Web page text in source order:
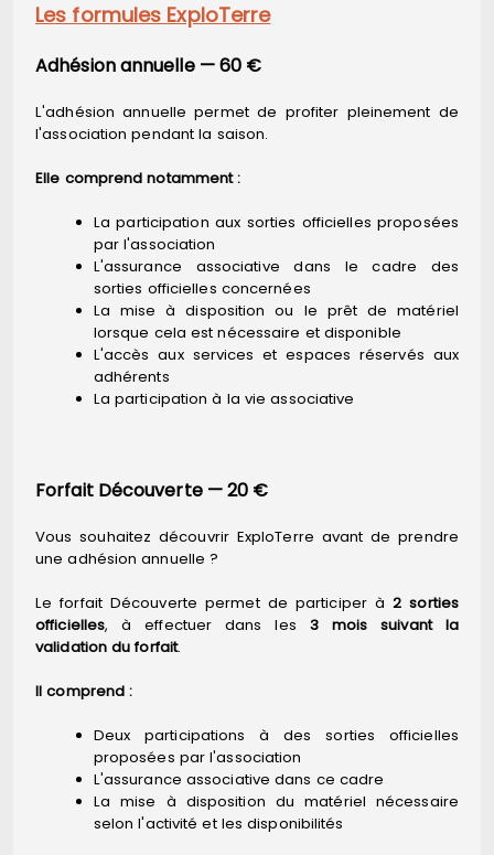
Les formules ExploTerre
Adhésion annuelle — 60 €
L'adhésion annuelle permet de profiter pleinement de
l'association pendant la saison.
Elle comprend notamment :
La participation aux sorties officielles proposées
par l'association
L'assurance associative dans le cadre des
sorties officielles concernées
La mise à disposition ou le prêt de matériel
lorsque cela est nécessaire et disponible
L'accès aux services et espaces réservés aux
adhérents
La participation à la vie associative
Forfait Découverte — 20 €
Vous souhaitez découvrir ExploTerre avant de prendre
une adhésion annuelle ?
Le forfait Découverte permet de participer à2 sorties
officielles, à effectuer dans les 3 mois suivant la
validation du forfait.
Il comprend :
Deux participations à des sorties officielles
proposées par l'association
L'assurance associative dans ce cadre
La mise à disposition du matériel nécessaire
selon l'activité et les disponibilités